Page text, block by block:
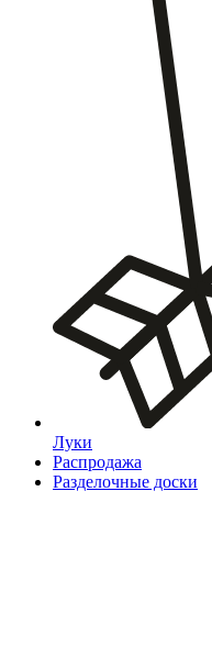
Луки
Распродажа
Разделочные доски